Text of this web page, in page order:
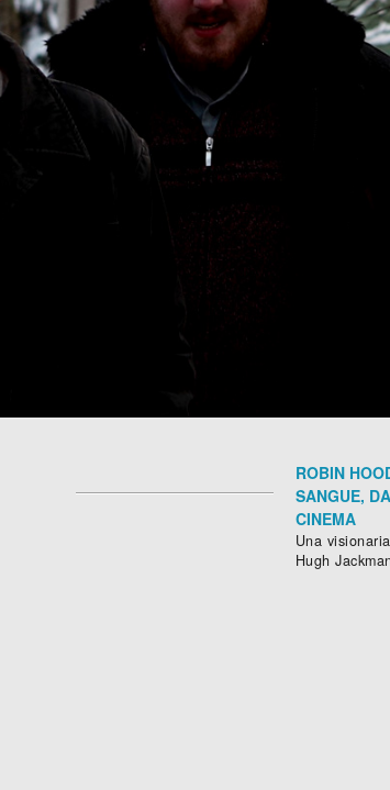
ROBIN
SANGUE,
CINEMA
Una
Hugh